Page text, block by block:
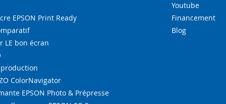
EPSON Print Ready
LE bon écran
production
ColorNavigator
EPSON Photo & Prépresse
Youtube
Financement
Blog